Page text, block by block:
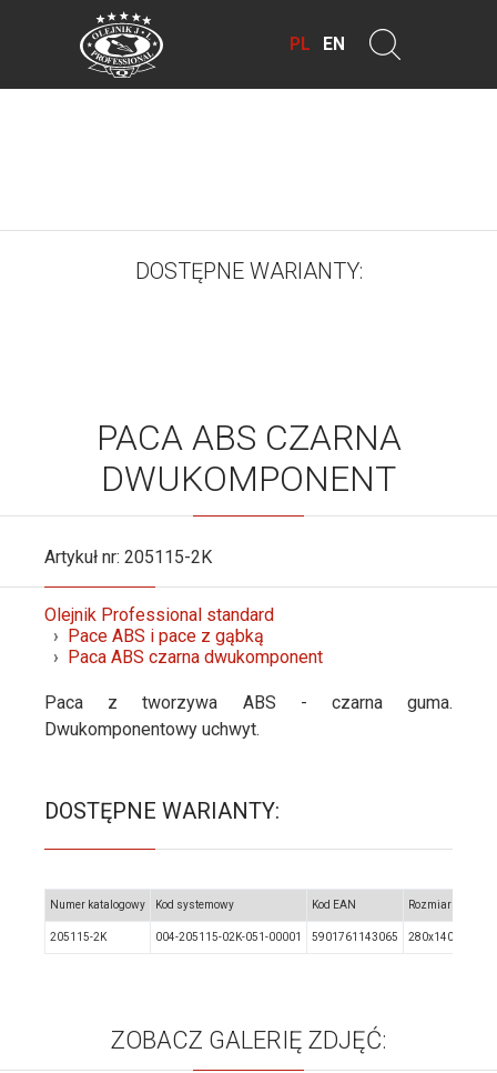
PL EN
DOSTĘPNE WARIANTY:
PACA ABS CZARNA
DWUKOMPONENT
Artykuł nr: 205115-2K
Olejnik Professional standard
Pace ABS i pace z gąbką
Paca ABS czarna dwukomponent
Paca z tworzywa ABS - czarna guma.
Dwukomponentowy uchwyt.
DOSTĘPNE WARIANTY:
Numer katalogowy Kod systemowy Kod EAN Rozmiar
205115-2K 004-205115-02K-051-00001 5901761143065 280x140x8
ZOBACZ GALERIĘ ZDJĘĆ: